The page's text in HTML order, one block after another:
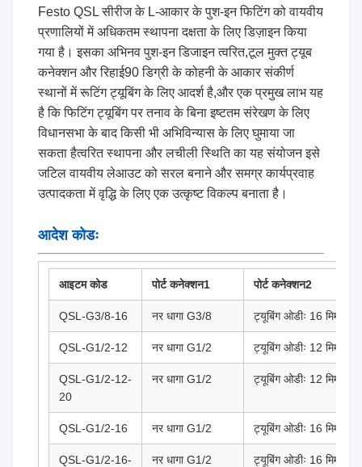
Festo QSL सीरीज के L-आकार के पुश-इन फिटिंग को वायवीय
प्रणालियों में अधिकतम स्थापना दक्षता के लिए डिज़ाइन किया
गया है। इसका अभिनव पुश-इन डिजाइन त्वरित,टूल मुक्त ट्यूब
कनेक्शन और रिहाई90 डिग्री के कोहनी के आकार संकीर्ण
स्थानों में रूटिंग ट्यूबिंग के लिए आदर्श है,और एक प्रमुख लाभ यह
है कि फिटिंग ट्यूबिंग पर तनाव के बिना इष्टतम संरेखण के लिए
विधानसभा के बाद किसी भी अभिविन्यास के लिए घुमाया जा
सकता हैत्वरित स्थापना और लचीली स्थिति का यह संयोजन इसे
जटिल वायवीय लेआउट को सरल बनाने और समग्र कार्यप्रवाह
उत्पादकता में वृद्धि के लिए एक उत्कृष्ट विकल्प बनाता है।
आदेश कोडः
आइटम कोड पोर्ट कनेक्शन1 पोर्ट कनेक्शन2
QSL-G3/8-16 नर धागा G3/8 ट्यूबिंग ओडीः 16 मिमी
QSL-G1/2-12 नर धागा G1/2 ट्यूबिंग ओडीः 12 मिमी
QSL-G1/2-12-
20
नर धागा G1/2 ट्यूबिंग ओडीः 12 मिमी
QSL-G1/2-16 नर धागा G1/2 ट्यूबिंग ओडीः 16 मिमी
QSL-G1/2-16-
नर धागा G1/2 ट्यूबिंग ओडीः 16 मिमी